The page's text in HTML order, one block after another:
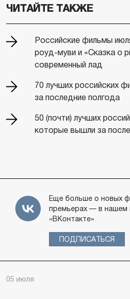
ЧИТАЙТЕ ТАКЖЕ
Российские фильмы
роуд-муви и «Сказка о
современный лад
70 лучших российских
за последние полгода
50 (почти) лучших
которые вышли за
Еще больше о новых
премьерах — в нашем
«ВКонтакте»
ПОДПИСАТЬСЯ
05 июля